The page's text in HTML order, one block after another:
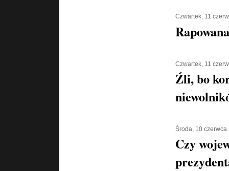
Czwartek, 11
Czwartek, 11
Źli, bo
Środa, 10 czerwca
Czy